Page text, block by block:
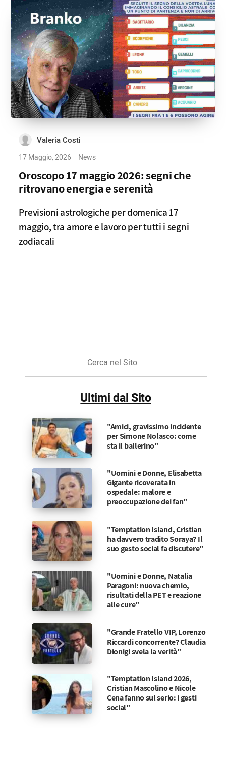
Valeria Costi
17 Maggio, 2026 News
Oroscopo 17 maggio 2026: segni che
ritrovano energia e serenità
Previsioni astrologiche per domenica 17
maggio, tra amore e lavoro per tutti i segni
zodiacali
Sito
Ultimi dal Sito
"Amici, gravissimo incidente
per Simone Nolasco: come
sta il ballerino"
"Uomini e Donne, Elisabetta
Gigante ricoverata in
ospedale: malore e
preoccupazione dei fan"
"Temptation Island, Cristian
ha davvero tradito Soraya? Il
suo gesto social fa discutere"
"Uomini e Donne, Natalia
Paragoni: nuova chemio,
risultati della PET e reazione
alle cure"
"Grande Fratello VIP, Lorenzo
Riccardi concorrente? Claudia
Dionigi svela la verità"
"Temptation Island 2026,
Cristian Mascolino e Nicole
Cena fanno sul serio: i gesti
social"